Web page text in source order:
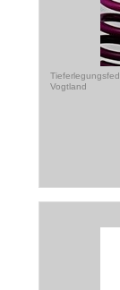
Vogtland